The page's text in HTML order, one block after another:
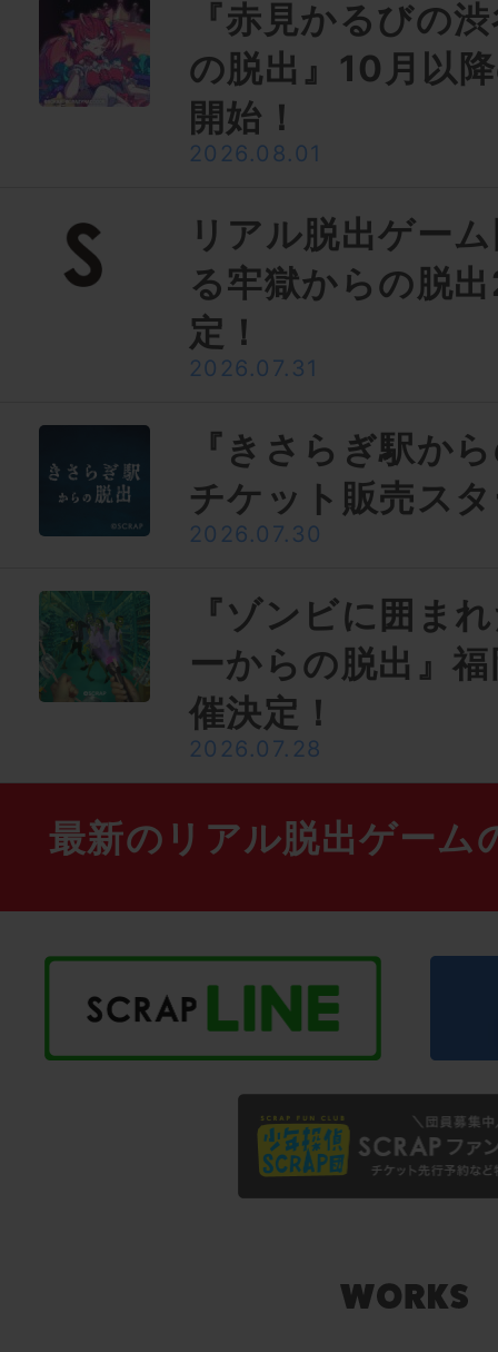
『赤見かるびの
の脱出』10月以
開始！
2026.08.01
リアル脱出ゲー
る牢獄からの脱
定！
2026.07.31
『きさらぎ駅か
チケット販売ス
2026.07.30
『ゾンビに囲ま
ーからの脱出』
催決定！
2026.07.28
最新のリアル脱出ゲーム